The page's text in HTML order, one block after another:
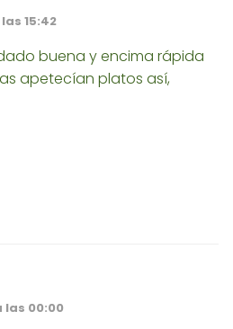
15:42
buena y encima rápida
apetecían platos así,
las 00:00